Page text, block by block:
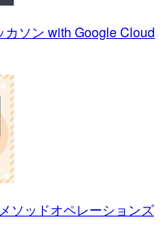
カソン with Google Cloud
ソッドオペレーションズ